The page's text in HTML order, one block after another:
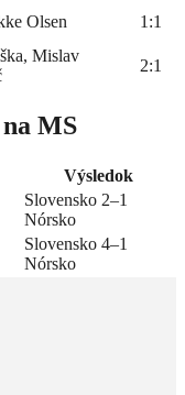
Olsen 1:1
Mislav
2:1
MS
Výsledok
Slovensko 2–1
Nórsko
Slovensko 4–1
Nórsko